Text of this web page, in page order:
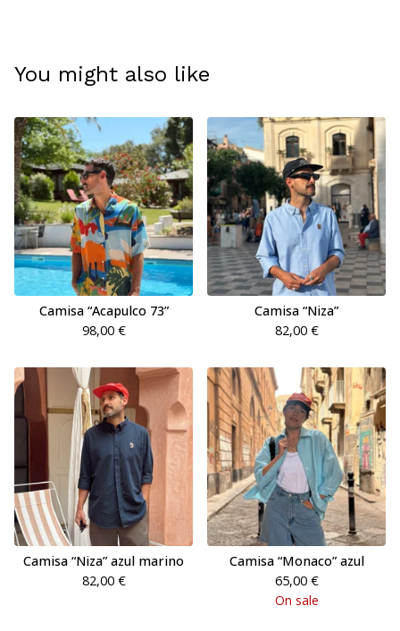
You might also like
Camisa “Acapulco 73”
98,00 €
Camisa “Niza”
82,00 €
Camisa “Niza” azul marino
82,00 €
Camisa “Monaco” azul
65,00 €
On sale